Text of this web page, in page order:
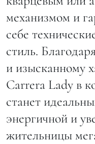
механизмом и
себе
стиль.
и изысканному
Carrera Lady в
станет
энергичной и
жительницы